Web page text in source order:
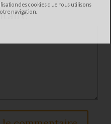
des cookies que nous utilisons
navigation.